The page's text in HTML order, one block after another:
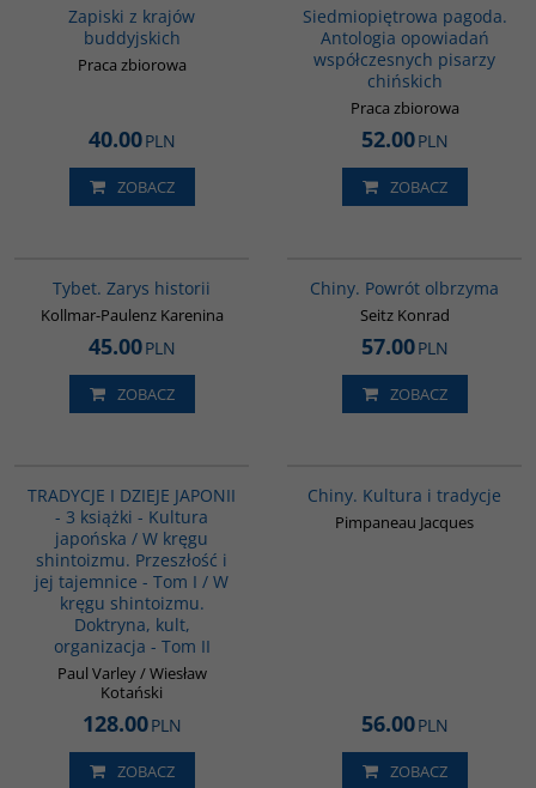
Zapiski z krajów
buddyjskich
Praca zbiorowa
40.00PLN
ZOBACZ
Siedmiopiętrowa pagoda.
Antologia opowiadań
współczesnych pisarzy
chińskich
Praca zbiorowa
52.00PLN
ZOBACZ
Tybet. Zarys historii
Kollmar-Paulenz Karenina
45.00PLN
ZOBACZ
Chiny. Powrót olbrzyma
Seitz Konrad
57.00PLN
ZOBACZ
TRADYCJE I DZIEJE JAPONII
- 3 książki - Kultura
japońska / W kręgu
shintoizmu. Przeszłość i
jej tajemnice - Tom I / W
kręgu shintoizmu.
Doktryna, kult,
organizacja - Tom II
Paul Varley / Wiesław
Kotański
128.00PLN
ZOBACZ
Chiny. Kultura i tradycje
Pimpaneau Jacques
56.00PLN
ZOBACZ